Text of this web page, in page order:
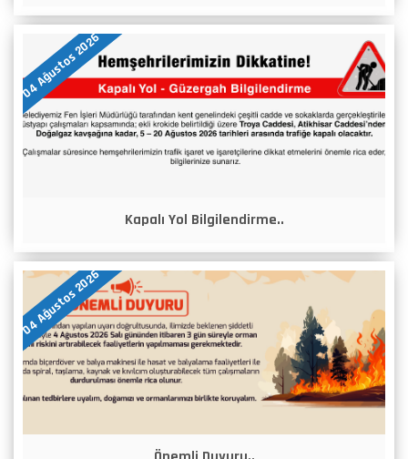
04 Ağustos 2026
Kapalı Yol Bilgilendirme..
04 Ağustos 2026